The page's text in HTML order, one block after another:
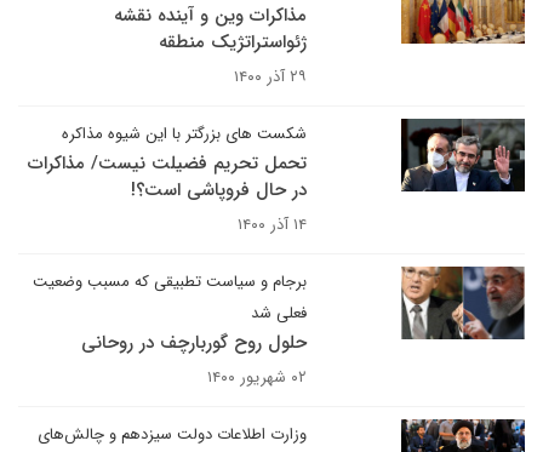
مذاکرات وین و آینده نقشه
ژئواستراتژیک منطقه
۲۹ آذر ۱۴۰۰
شکست های بزرگتر با این شیوه مذاکره
تحمل تحریم فضیلت نیست/ مذاکرات
در حال فروپاشی است؟!
۱۴ آذر ۱۴۰۰
برجام و سیاست تطبیقی که مسبب وضعیت
فعلی شد
حلول روح گوربارچف در روحانی
۰۲ شهریور ۱۴۰۰
وزارت اطلاعات دولت سیزدهم و چالش‌های